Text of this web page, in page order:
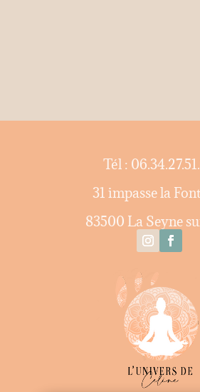
Tél :
31 impasse la
83500 La Seyne